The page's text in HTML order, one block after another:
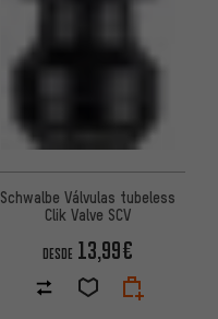
Schwalbe Válvulas tubeless
Clik Valve SCV
DESDE 13,99€